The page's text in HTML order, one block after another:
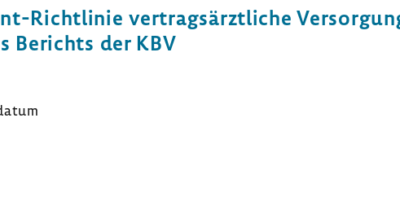
​Richtlinie vertrags­ärzt­liche
Berichts der KBV